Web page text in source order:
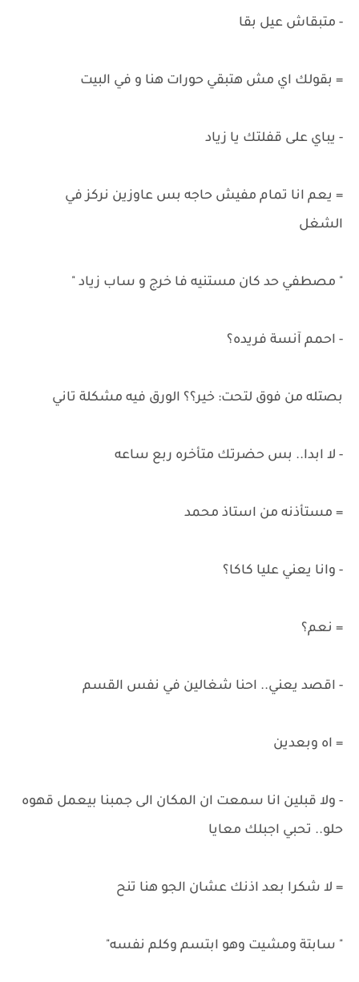
- متبقاش عيل بقا
= بقولك اي مش هتبقي حورات هنا و في البيت
- يباي على قفلتك يا زياد
= يعم انا تمام مفيش حاجه بس عاوزين نركز في
الشغل
" مصطفي حد كان مستنيه فا خرج و ساب زياد "
- احمم آنسة فريده؟
بصتله من فوق لتحت: خير؟؟ الورق فيه مشكلة تاني
- لا ابدا.. بس حضرتك متأخره ربع ساعه
= مستأذنه من استاذ محمد
- وانا يعني عليا كاكا؟
= نعم؟
- اقصد يعني.. احنا شغالين في نفس القسم
= اه وبعدين
- ولا قبلين انا سمعت ان المكان الى جمبنا بيعمل قهوه
حلو.. تحبي اجبلك معايا
= لا شكرا بعد اذنك عشان الجو هنا تنح
" سابتة ومشيت وهو ابتسم وكلم نفسه"